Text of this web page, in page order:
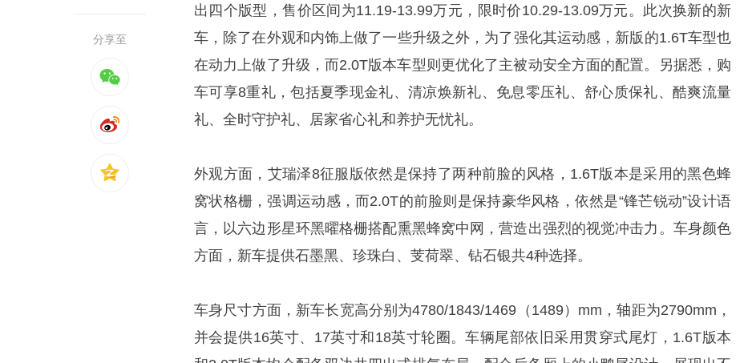
分享至
出四个版型，售价区间为11.19-13.99万元，限时价10.29-13.09万元。此次换新的新
车，除了在外观和内饰上做了一些升级之外，为了强化其运动感，新版的1.6T车型也
在动力上做了升级，而2.0T版本车型则更优化了主被动安全方面的配置。另据悉，购
车可享8重礼，包括夏季现金礼、清凉焕新礼、免息零压礼、舒心质保礼、酷爽流量
礼、全时守护礼、居家省心礼和养护无忧礼。
外观方面，艾瑞泽8征服版依然是保持了两种前脸的风格，1.6T版本是采用的黑色蜂
窝状格栅，强调运动感，而2.0T的前脸则是保持豪华风格，依然是“锋芒锐动”设计语
言，以六边形星环黑曜格栅搭配熏黑蜂窝中网，营造出强烈的视觉冲击力。车身颜色
方面，新车提供石墨黑、珍珠白、芰荷翠、钻石银共4种选择。
车身尺寸方面，新车长宽高分别为4780/1843/1469（1489）mm，轴距为2790mm，
并会提供16英寸、17英寸和18英寸轮圈。车辆尾部依旧采用贯穿式尾灯，1.6T版本